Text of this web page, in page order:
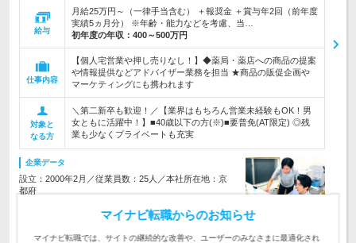
給与
月給25万円～（一律手当含む） ＋報奨金 ＋賞与年2回（前年度
実績5ヵ月分） ※年齢・能力などを考慮、当…
初年度の年収： 400～500万円
仕事内容
【個人宅営業や押し売りなし！】◆薬局・薬店への商品の提案
や情報提供などアドバイザー業務を担当 ★商品の販促企画や
マーケティングにも携われます
対象と
なる方
＼第二新卒も歓迎！／【業界はもちろん営業未経験もOK！男
女ともに活躍中！】■40歳以下の方(※)■要普免(AT限定) ◎残
業も少なくプライベートも充実
企業データ
設立：2000年2月／従業員数：25人／本社所在地：京
都府
マイナビ転職からのお知らせ
マイナビ転職では、サイトの継続的な改善や、ユーザーのみなさまに最適化され